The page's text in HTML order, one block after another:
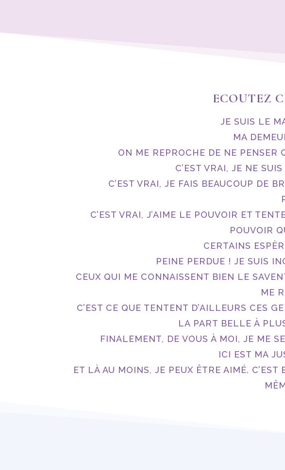
ECOUTEZ
JE SUIS LE
MA
ON ME REPROCHE DE NE PENSER
C’EST VRAI, JE NE
C’EST VRAI, JE FAIS BEAUCOUP DE
C’EST VRAI, J’AIME LE POUVOIR ET
POUVOIR
CERTAINS
PEINE PERDUE ! JE SUIS
CEUX QUI ME CONNAISSENT BIEN LE
ME
C’EST CE QUE TENTENT D’AILLEURS CES
LA PART BELLE À
FINALEMENT, DE VOUS À MOI, JE ME
ICI EST MA
ET LÀ AU MOINS, JE PEUX ÊTRE AIMÉ.